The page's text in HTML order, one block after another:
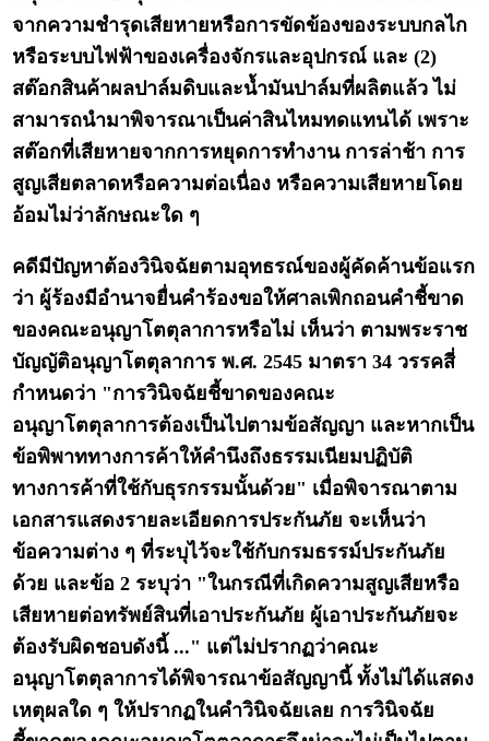
จากความชำรุดเสียหายหรือการขัดข้องของระบบกลไก
หรือระบบไฟฟ้าของเครื่องจักรและอุปกรณ์ และ (2)
สต๊อกสินค้าผลปาล์มดิบและน้ำมันปาล์มที่ผลิตแล้ว ไม่
สามารถนำมาพิจารณาเป็นค่าสินไหมทดแทนได้ เพราะ
สต๊อกที่เสียหายจากการหยุดการทำงาน การล่าช้า การ
สูญเสียตลาดหรือความต่อเนื่อง หรือความเสียหายโดย
อ้อมไม่ว่าลักษณะใด ๆ
คดีมีปัญหาต้องวินิจฉัยตามอุทธรณ์ของผู้คัดค้านข้อแรก
ว่า ผู้ร้องมีอำนาจยื่นคำร้องขอให้ศาลเพิกถอนคำชี้ขาด
ของคณะอนุญาโตตุลาการหรือไม่ เห็นว่า ตามพระราช
บัญญัติอนุญาโตตุลาการ พ.ศ. 2545 มาตรา 34 วรรคสี่
กำหนดว่า "การวินิจฉัยชี้ขาดของคณะ
อนุญาโตตุลาการต้องเป็นไปตามข้อสัญญา และหากเป็น
ข้อพิพาททางการค้าให้คำนึงถึงธรรมเนียมปฏิบัติ
ทางการค้าที่ใช้กับธุรกรรมนั้นด้วย" เมื่อพิจารณาตาม
เอกสารแสดงรายละเอียดการประกันภัย จะเห็นว่า
ข้อความต่าง ๆ ที่ระบุไว้จะใช้กับกรมธรรม์ประกันภัย
ด้วย และข้อ 2 ระบุว่า "ในกรณีที่เกิดความสูญเสียหรือ
เสียหายต่อทรัพย์สินที่เอาประกันภัย ผู้เอาประกันภัยจะ
ต้องรับผิดชอบดังนี้ ..." แต่ไม่ปรากฏว่าคณะ
อนุญาโตตุลาการได้พิจารณาข้อสัญญานี้ ทั้งไม่ได้แสดง
เหตุผลใด ๆ ให้ปรากฏในคำวินิจฉัยเลย การวินิจฉัย